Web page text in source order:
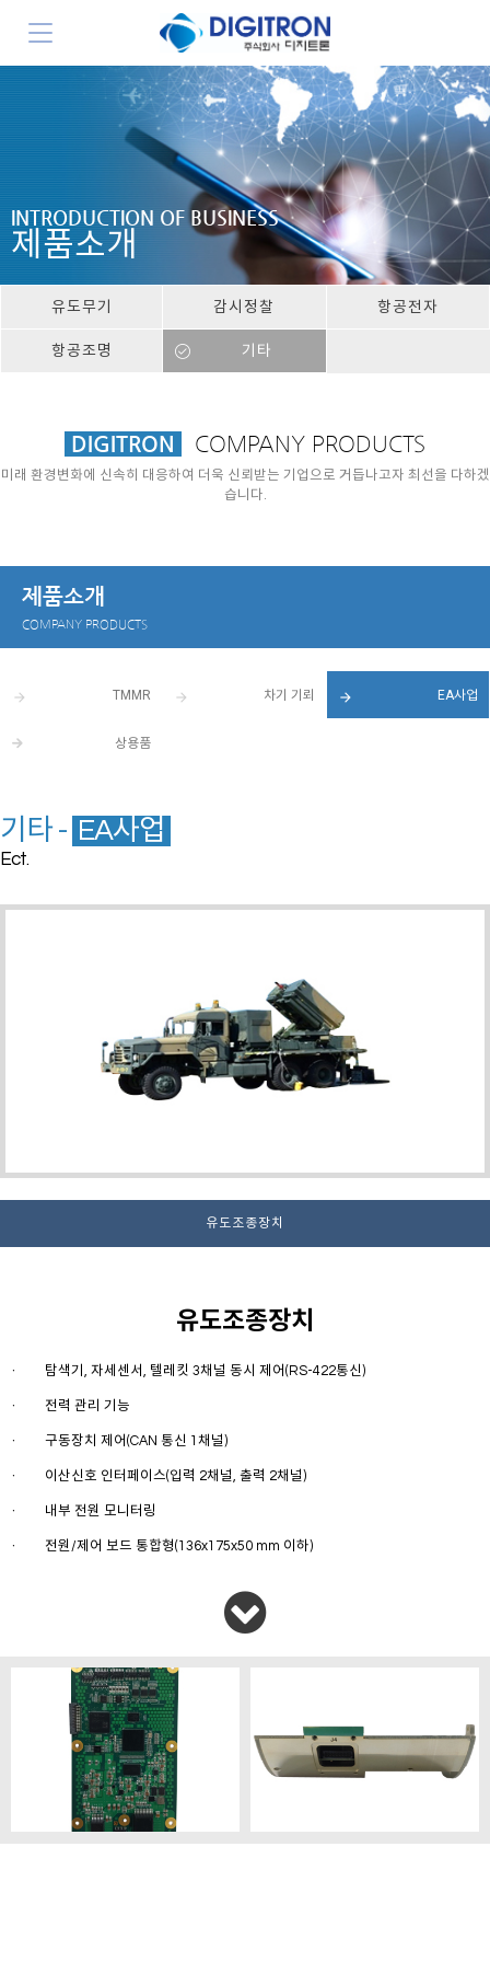
INTRODUCTION OF BUSINESS
제품소개
유도무기 감시정찰 항공전자
항공조명 기타
DIGITRON COMPANY PRODUCTS
미래 환경변화에 신속히 대응하여 더욱 신뢰받는 기업으로 거듭나고자 최선을 다하겠
습니다.
제품소개
COMPANY PRODUCTS
TMMR
arrow_forward 차기 기뢰
arrow_forward EA사업
arrow_forward
상용품
기타 - EA사업
Ect.
유도조종장치
유도조종장치
ㆍ 탐색기, 자세센서, 텔레킷 3채널 동시 제어(RS-422통신)
ㆍ 전력 관리 기능
ㆍ 구동장치 제어(CAN 통신 1채널)
ㆍ 이산신호 인터페이스(입력 2채널, 출력 2채널)
ㆍ 내부 전원 모니터링
ㆍ 전원/제어 보드 통합형(136x175x50 mm 이하)